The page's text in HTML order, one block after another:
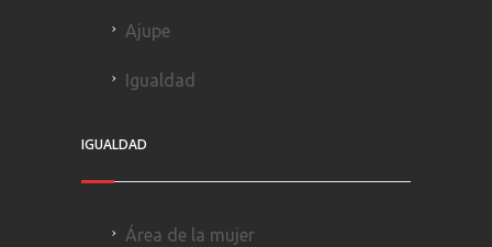
Ajupe
Igualdad
IGUALDAD
Área de la mujer